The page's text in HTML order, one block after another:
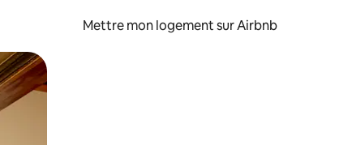
Mettre mon logement sur Airbnb